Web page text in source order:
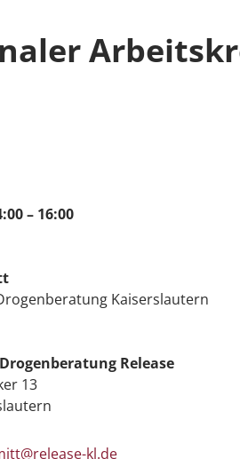
– 16:00
Kaiserslautern
Release
13
kl.de